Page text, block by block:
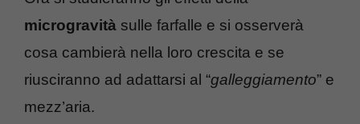
microgravità sulle farfalle e si osserverà
cosa cambierà nella loro crescita e se
riusciranno ad adattarsi al “galleggiamento” e
mezz’aria.